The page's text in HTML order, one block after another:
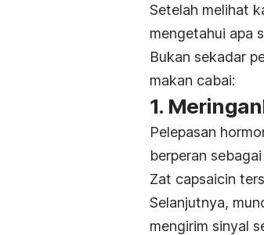
Setelah melihat
mengetahui apa
Bukan sekadar
makan cabai:
1.
Pelepasan
berperan
Zat capsaicin
Selanjutnya,
mengirim sinyal